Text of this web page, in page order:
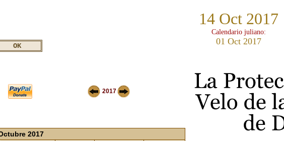
14 Oct 2017
Calendario juliano:
01 Oct 2017
2017
2017